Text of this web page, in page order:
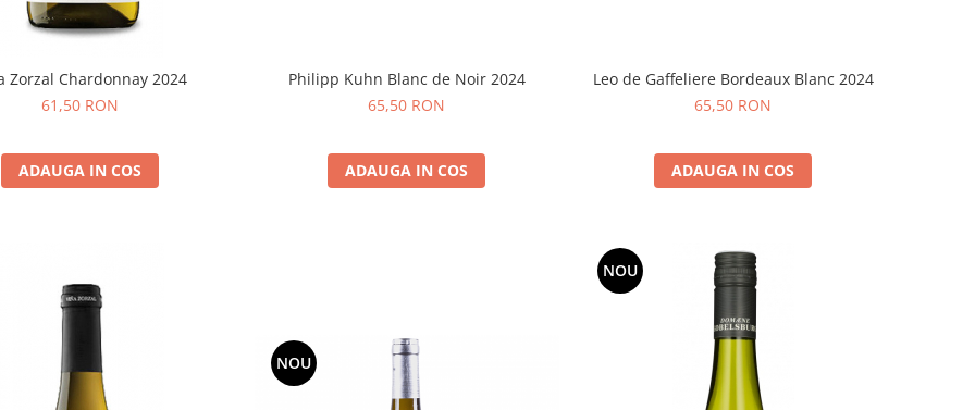
Zorzal Chardonnay 2024
61,50 RON
ADAUGA IN COS
Philipp Kuhn Blanc de Noir 2024
65,50 RON
ADAUGA IN COS
Leo de Gaffeliere Bordeaux Blanc 2024
65,50 RON
ADAUGA IN COS
NOU
NOU